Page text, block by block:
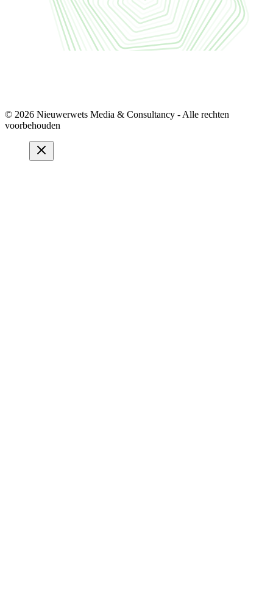
© 2026 Nieuwerwets Media & Consultancy - Alle rechten
voorbehouden